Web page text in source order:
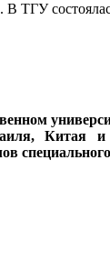
ТГУ
Китая